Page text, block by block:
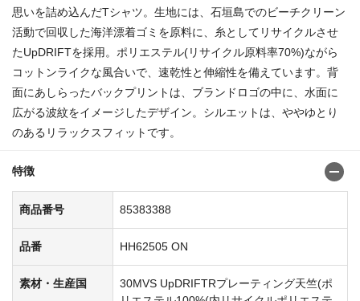
思いを詰め込んだTシャツ。生地には、石垣島でのビーチクリーン
活動で回収した海洋漂着ゴミを原料に、糸としてリサイクルさせ
たUpDRIFTを採用。ポリエステル(リサイクル原料率70%)ながら
コットンライクな風合いで、速乾性と伸縮性を備えています。背
面にあしらったバックプリントは、ブランドロゴの中に、水面に
広がる波紋をイメージしたデザイン。シルエットは、ややゆとり
のあるリラックスフィットです。
特徴
商品番号 85383388
品番 HH62505 ON
素材・生産国
30MVS UpDRIFTRプレーティング天竺(ポ